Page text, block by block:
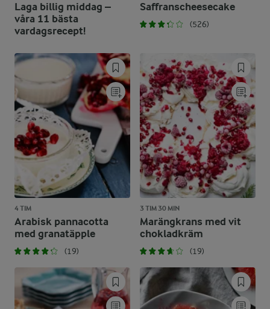
Laga billig middag –
våra 11 bästa
vardagsrecept!
Saffranscheesecake
(526)
4 TIM
Arabisk pannacotta
med granatäpple
(19)
3 TIM 30 MIN
Marängkrans med vit
chokladkräm
(19)